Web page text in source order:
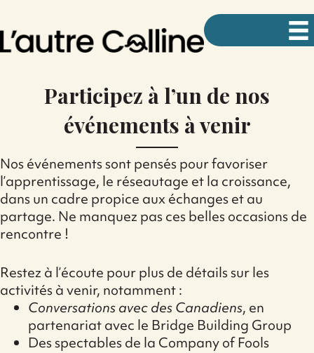
Participez à l’un de nos
événements à venir
Nos événements sont pensés pour favoriser
l’apprentissage, le réseautage et la croissance,
dans un cadre propice aux échanges et au
partage. Ne manquez pas ces belles occasions de
rencontre !
Restez à l’écoute pour plus de détails sur les
activités à venir, notamment :
Conversations avec des Canadiens, en
partenariat avec le Bridge Building Group
Des spectables de la Company of Fools